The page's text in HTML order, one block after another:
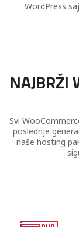
WordPress
Svi
poslednje
naše hosting